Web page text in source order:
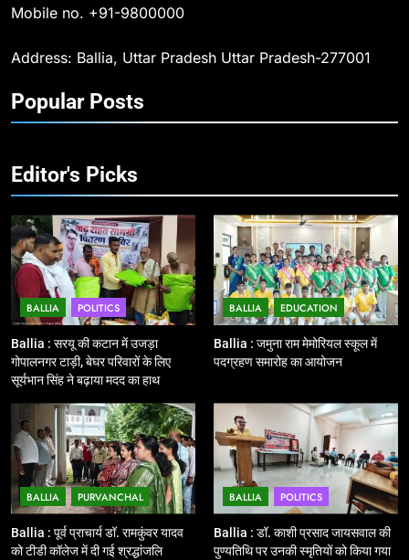
अधीक्षक ओमवीर सिंह ने दिलाई शपथ, दी
और कानपुर के लिए बस सेवाओं का
11
बिहार विस चुनाव : सभी 90 हजार 712
बूथों से लाइव वेब कास्टिंग की तैयारी
NATIONAL POLITICS
12
Ballia : बलिया रेलवे स्टेशन का अपर
महाप्रबंधक ने किया निरीक्षण
BALLIA
13
Ballia : त्यौहारों पर शांति व्यवस्था को
लेकर पुलिस ने किया रूट मार्च
BALLIA NATIONAL
Mobile no. +91-9800000
Address: Ballia, Uttar Pradesh Uttar Pradesh-277001
Popular Posts
Editor's Picks
BALLIA POLITICS
Ballia : सरयू की कटान में उजड़ा
गोपालनगर टाड़ी, बेघर परिवारों के लिए
सूर्यभान सिंह ने बढ़ाया मदद का हाथ
BALLIA EDUCATION
Ballia : जमुना राम मेमोरियल स्कूल में
पदग्रहण समारोह का आयोजन
BALLIA PURVANCHAL
Ballia : पूर्व प्राचार्य डॉ. रामकुंवर यादव
को टीडी कॉलेज में दी गई श्रद्धांजलि
BALLIA POLITICS
Ballia : डॉ. काशी प्रसाद जायसवाल की
पुण्यतिथि पर उनकी स्मृतियों को किया गया